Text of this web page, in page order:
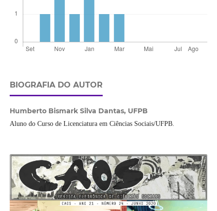
BIOGRAFIA DO AUTOR
Humberto Bismark Silva Dantas, UFPB
Aluno do Curso de Licenciatura em Ciências Sociais/UFPB.